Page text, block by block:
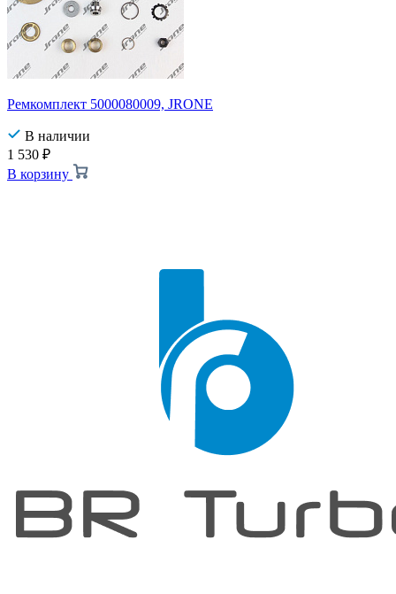
Ремкомплект 5000080009, JRONE
В наличии
1 530 ₽
В корзину